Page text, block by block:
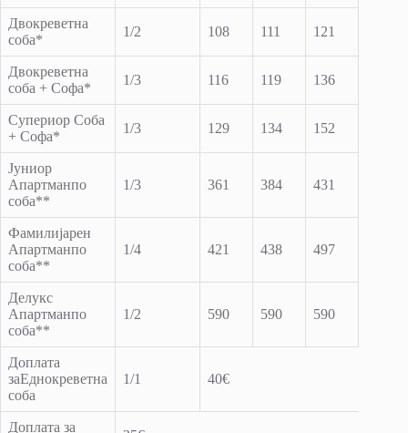
Двокреветна
соба*
1/2 108 111 121
Двокреветна
соба + Софа*
1/3 116 119 136
Супериор Соба
+ Софа*
1/3 129 134 152
Јуниор
Апартманпо
соба**
1/3 361 384 431
Фамилијарен
Апартманпо
соба**
1/4 421 438 497
Делукс
Апартманпо
соба**
1/2 590 590 590
Доплата
заЕднокреветна
соба
1/1 40€
Доплата за